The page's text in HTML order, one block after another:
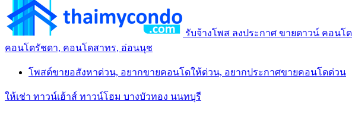
รับจ้างโพส ลงประกาศ ขายดาวน์ คอน
คอนโดรัชดา, คอนโดสาทร, อ่อนนุช
โพสต์ขายอสังหาด่วน, อยากขายคอนโดให้ด่วน, อยากประกาศขายคอนโดด่วน
ให้เช่า ทาวน์เฮ้าส์ ทาวน์โฮม บางบัวทอง นนทบุรี